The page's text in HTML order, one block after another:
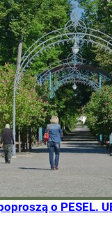
o PESEL.